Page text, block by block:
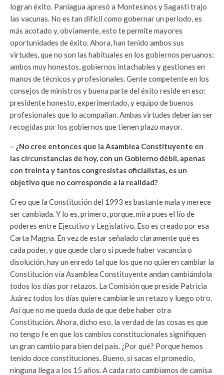
logran éxito. Paniagua apresó a Montesinos y Sagasti trajo
las vacunas. No es tan difícil como gobernar un periodo, es
más acotado y, obviamente, esto te permite mayores
oportunidades de éxito. Ahora, han tenido ambos sus
virtudes, que no son las habituales en los gobiernos peruanos:
ambos muy honestos, gobiernos intachables y gestiones en
manos de técnicos y profesionales. Gente competente en los
consejos de ministros y buena parte del éxito reside en eso:
presidente honesto, experimentado, y equipo de buenos
profesionales que lo acompañan. Ambas virtudes deberían ser
recogidas por los gobiernos que tienen plazo mayor.
– ¿No cree entonces que la Asamblea Constituyente en
las circunstancias de hoy, con un Gobierno débil, apenas
con treinta y tantos congresistas oficialistas, es un
objetivo que no corresponde a la realidad?
Creo que la Constitución del 1993 es bastante mala y merece
ser cambiada. Y lo es, primero, porque, mira pues el lío de
poderes entre Ejecutivo y Legislativo. Eso es creado por esa
Carta Magna. En vez de estar señalado claramente qué es
cada poder, y que quede claro si puede haber vacancia o
disolución, hay un enredo tal que los que no quieren cambiar la
Constitución vía Asamblea Constituyente andan cambiándola
todos los días por retazos. La Comisión que preside Patricia
Juárez todos los días quiere cambiarle un retazo y luego otro.
Así que no me queda duda de que debe haber otra
Constitución. Ahora, dicho eso, la verdad de las cosas es que
no tengo fe en que los cambios constitucionales signifiquen
un gran cambio para bien del país. ¿Por qué? Porque hemos
tenido doce constituciones. Bueno, si sacas el promedio,
ninguna llega a los 15 años. A cada rato cambiamos de camisa